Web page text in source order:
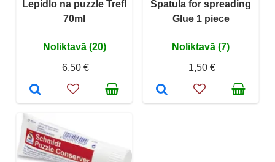
Lepidlo na puzzle Trefl
70ml
Noliktavā (20)
6,50 €
Spatula for spreading
Glue 1 piece
Noliktavā (7)
1,50 €